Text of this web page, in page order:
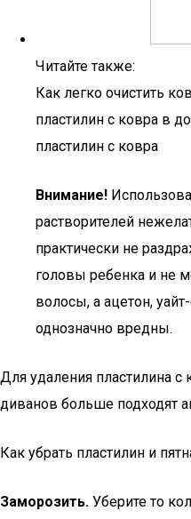
Читайте также:
Как легко очистить
пластилин с ковра в
пластилин с ковра
Внимание!
растворителей
практически не
головы ребенка и не
волосы, а ацетон,
однозначно вредны.
Для удаления пластилина
диванов больше подходят
Как убрать пластилин и
Заморозить. Уберите то